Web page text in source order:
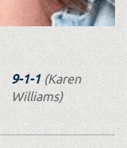
9-1-1(Karen
Williams)